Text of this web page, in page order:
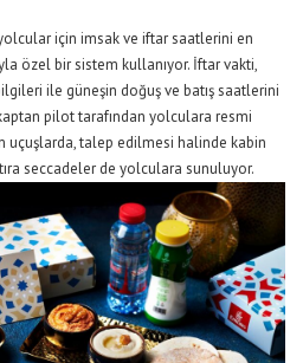
için imsak ve iftar saatlerini en
özel bir sistem kullanıyor. İftar vakti,
ile güneşin doğuş ve batış saatlerini
pilot tarafından yolculara resmi
uçuşlarda, talep edilmesi halinde kabin
seccadeler de yolculara sunuluyor.